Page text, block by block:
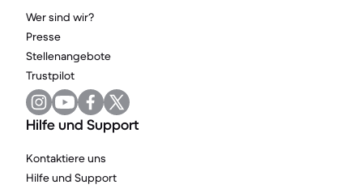
Wer sind wir?
Presse
Stellenangebote
Trustpilot
Hilfe und Support
Kontaktiere uns
Hilfe und Support